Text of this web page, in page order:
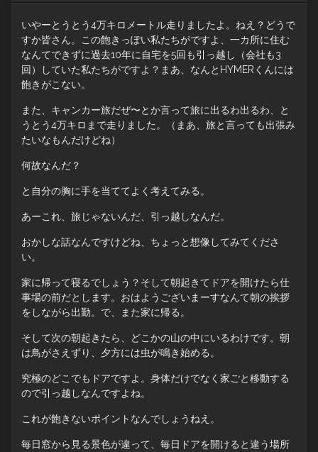
いやーとうとう4万キロメートル走りましたよ。ねえ？どうで
すか皆さん。この飽きっぽい私たちがですよ、一カ所に住む
なんてできずに過去10年に自宅を5回も引っ越し（会社も3
回）していた私たちがですよ？まあ、なんとHYMERくんには
飽きがこない。
また、キャンカー旅だぜ〜とか言って旅に出るわ出るわ、と
うとう4万キロまで走りました。（まあ、旅と言っても出張み
たいなもんだけどね）
何故なんだ？
と自分の胸に手を当ててよく考えてみる。
あーこれ、旅じゃないんだ、引っ越しなんだ。
おかしな話なんですけどね、ちょっと想像してみてくださ
い。
家に帰って寝るでしょう？そして朝起きてドアを開けたら仕
事場の前だとします。おはようございまーすなんて朝の挨拶
をしながら出勤。で、また家に帰る。
そして次の朝起きたら、どこかの山の中にいるわけです。朝
は鳥がさえずり、夕方には虫が鳴き始める。
究極のどこでもドアですよ。身体だけでなく家ごと移動する
ので引っ越しなんですよね。
これが飽きないポイントなんでしょうねえ。
毎日窓から見る景色が違って、毎日ドアを開けると違う場所